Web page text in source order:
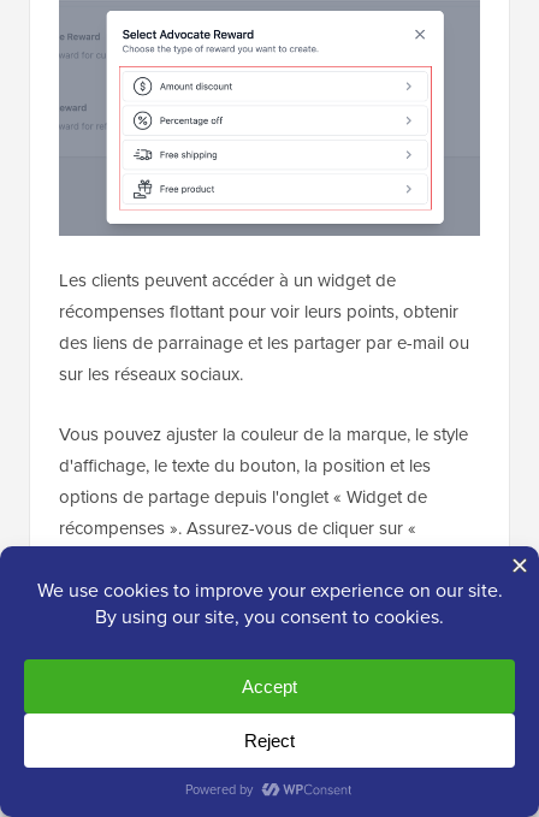
Les clients peuvent accéder à un widget de
récompenses flottant pour voir leurs points, obtenir
des liens de parrainage et les partager par e-mail ou
sur les réseaux sociaux.
Vous pouvez ajuster la couleur de la marque, le style
d'affichage, le texte du bouton, la position et les
options de partage depuis l'onglet « Widget de
récompenses ». Assurez-vous de cliquer sur «